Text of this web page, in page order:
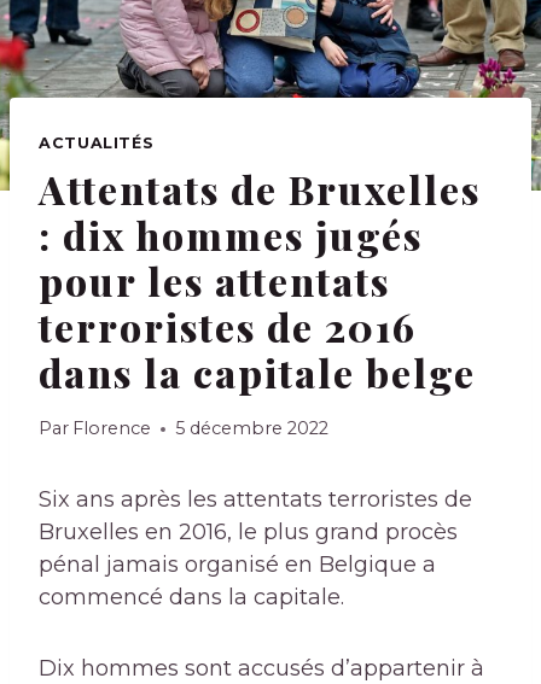
ACTUALITÉS
Attentats de Bruxelles
: dix hommes jugés
pour les attentats
terroristes de 2016
dans la capitale belge
Par Florence 5 décembre 2022
Six ans après les attentats terroristes de
Bruxelles en 2016, le plus grand procès
pénal jamais organisé en Belgique a
commencé dans la capitale.
Dix hommes sont accusés d’appartenir à